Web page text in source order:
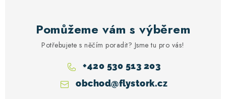
Pomůžeme vám s výběrem
Potřebujete s něčím poradit? Jsme tu pro vás!
obchod@flystork.cz
+420 530 513 203